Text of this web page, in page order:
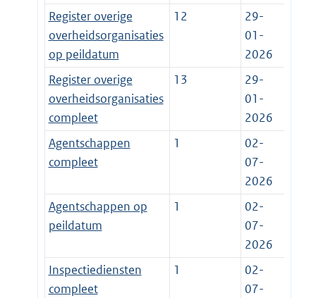
Register overige
overheidsorganisaties
op peildatum
12
29-
01-
2026
Register overige
overheidsorganisaties
compleet
13
29-
01-
2026
Agentschappen
compleet
1
02-
07-
2026
Agentschappen op
peildatum
1
02-
07-
2026
Inspectiediensten
compleet
1
02-
07-